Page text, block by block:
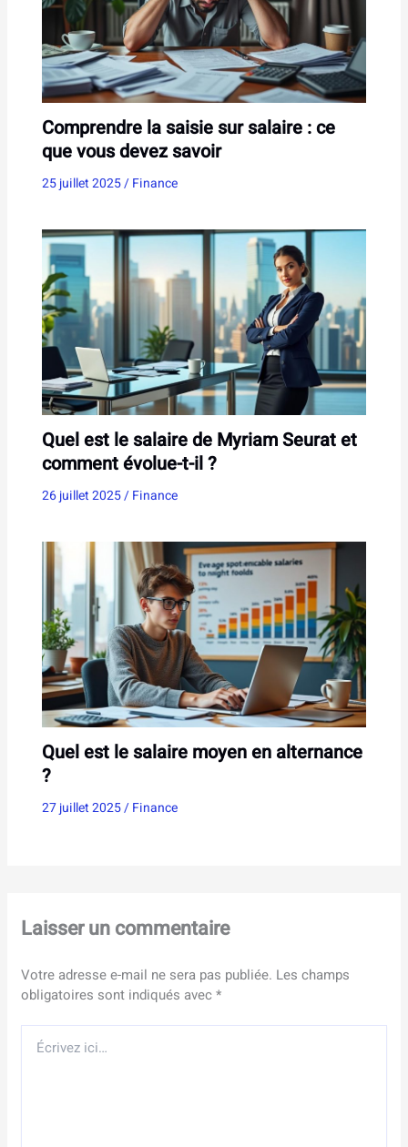
Comprendre la saisie sur salaire : ce
que vous devez savoir
25 juillet 2025/Finance
Quel est le salaire de Myriam Seurat et
comment évolue-t-il ?
26 juillet 2025/Finance
Quel est le salaire moyen en alternance
?
27 juillet 2025/Finance
Laisser un commentaire
Votre adresse e-mail ne sera pas publiée. Les champs
obligatoires sont indiqués avec*
ici…